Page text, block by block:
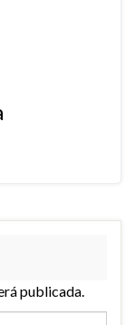
publicada.